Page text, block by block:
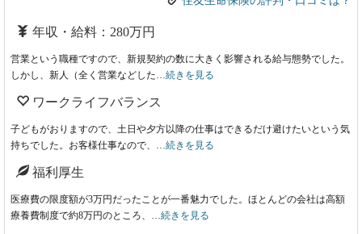
年収・給料：280万円
営業という職種ですので、新規契約の数に大きく影響される給与態勢でした。
しかし、新人（全く営業などした…続きを見る
ワークライフバランス
子どもがおりますので、土日や夕方以降の仕事はできるだけ避けたいという気
持ちでした。お客様仕事なので、…続きを見る
福利厚生
医療費の限度額が3万円だったことが一番魅力でした。ほとんどの会社は高額
療養費制度で約8万円のところ、…続きを見る